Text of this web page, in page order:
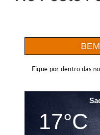
Fique por dentro das
17°C